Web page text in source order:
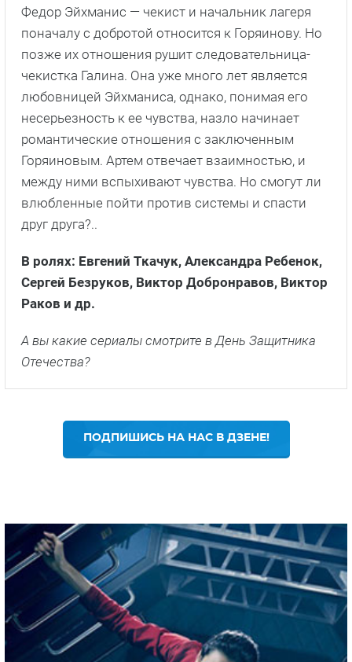
Федор Эйхманис — чекист и начальник лагеря
поначалу с добротой относится к Горяинову. Но
позже их отношения рушит следовательница-
чекистка Галина. Она уже много лет является
любовницей Эйхманиса, однако, понимая его
несерьезность к ее чувства, назло начинает
романтические отношения с заключенным
Горяиновым. Артем отвечает взаимностью, и
между ними вспыхивают чувства. Но смогут ли
влюбленные пойти против системы и спасти
друг друга?..
В ролях: Евгений Ткачук, Александра Ребенок,
Сергей Безруков, Виктор Добронравов, Виктор
Раков и др.
А вы какие сериалы смотрите в День Защитника
Отечества?
ПОДПИШИСЬ НА НАС В ДЗЕНЕ!